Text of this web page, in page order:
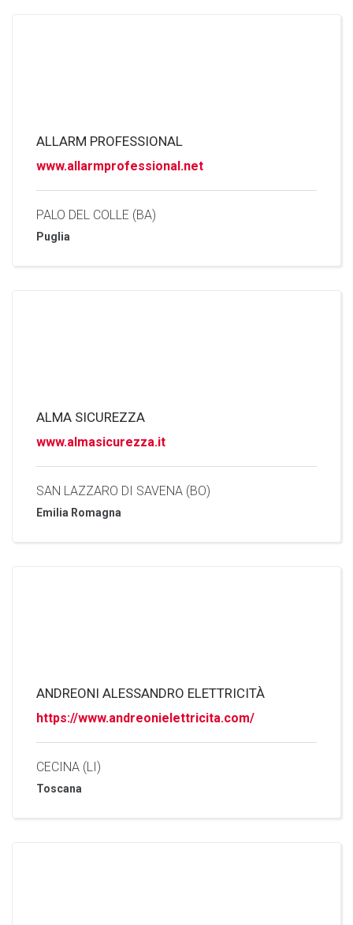
ALLARM PROFESSIONAL
www.allarmprofessional.net
PALO DEL COLLE (BA)
Puglia
ALMA SICUREZZA
www.almasicurezza.it
SAN LAZZARO DI SAVENA (BO)
Emilia Romagna
ANDREONI ALESSANDRO ELETTRICITÀ
https://www.andreonielettricita.com/
CECINA (LI)
Toscana